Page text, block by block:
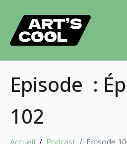
Episode :
102
Accueil Podcast Épisode